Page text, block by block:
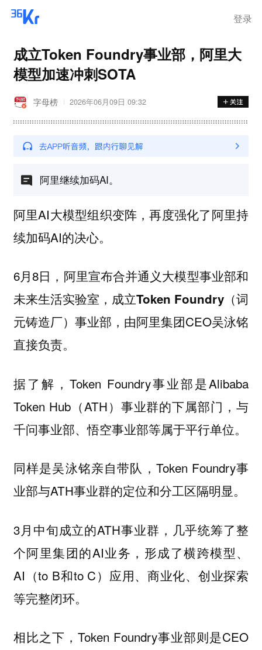
登录
成立Token Foundry事业部，阿里大
模型加速冲刺SOTA
字母榜 2026年06月09日 09:32
阿里继续加码AI。
阿里AI大模型组织变阵，再度强化了阿里持
续加码AI的决心。
6月8日，阿里宣布合并通义大模型事业部和
未来生活实验室，成立Token Foundry（词
元铸造厂）事业部 ，由阿里集团CEO吴泳铭
直接负责。
据了解，Token Foundry事业部是Alibaba
Token Hub（ATH）事业群的下属部门，与
千问事业部、悟空事业部等属于平行单位。
同样是吴泳铭亲自带队，Token Foundry事
业部与ATH事业群的定位和分工区隔明显。
3月中旬成立的ATH事业群，几乎统筹了整
个阿里集团的AI业务，形成了横跨模型、
AI（to B和to C）应用、商业化、创业探索
等完整闭环。
相比之下，Token Foundry事业部则是CEO